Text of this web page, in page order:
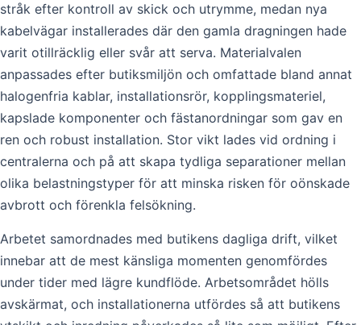
stråk efter kontroll av skick och utrymme, medan nya
kabelvägar installerades där den gamla dragningen hade
varit otillräcklig eller svår att serva. Materialvalen
anpassades efter butiksmiljön och omfattade bland annat
halogenfria kablar, installationsrör, kopplingsmateriel,
kapslade komponenter och fästanordningar som gav en
ren och robust installation. Stor vikt lades vid ordning i
centralerna och på att skapa tydliga separationer mellan
olika belastningstyper för att minska risken för oönskade
avbrott och förenkla felsökning.
Arbetet samordnades med butikens dagliga drift, vilket
innebar att de mest känsliga momenten genomfördes
under tider med lägre kundflöde. Arbetsområdet hölls
avskärmat, och installationerna utfördes så att butikens